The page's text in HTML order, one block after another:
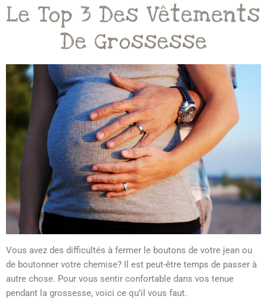
Le Top 3 Des Vêtements
De Grossesse
Vous avez des difficultés à fermer le boutons de votre jean ou
de boutonner votre chemise? Il est peut-être temps de passer à
autre chose. Pour vous sentir confortable dans vos tenue
pendant la grossesse, voici ce qu’il vous faut.